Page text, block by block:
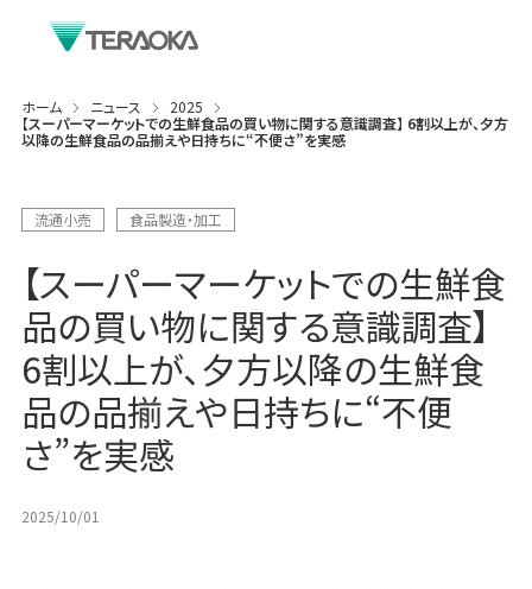
ホーム ニュース
2025
【スーパーマーケットでの生鮮食品の買い物に関する意識調査】 6割以上が、夕方
以降の生鮮食品の品揃えや日持ちに“不便さ”を実感
流通小売 食品製造・加工
【スーパーマーケットでの生鮮食
品の買い物に関する意識調査】
6割以上が、夕方以降の生鮮食
品の品揃えや日持ちに“不便
さ”を実感
2025/10/01